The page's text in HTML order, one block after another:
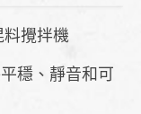
攪拌機
穩、靜音和可